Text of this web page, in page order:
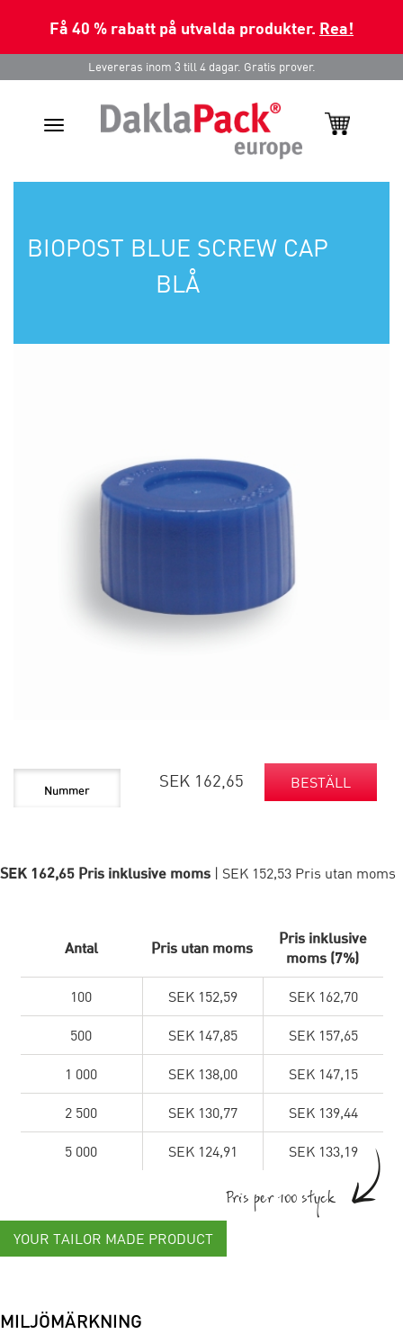
Få 40 % rabatt på utvalda produkter. Rea!
Levereras inom 3 till 4 dagar. Gratis prover.
Toggle
BIOPOST BLUE SCREW CAP
BLÅ
SEK 162,65 BESTÄLL
SEK 162,65 Pris inklusive moms | SEK 152,53 Pris utan moms
Antal Pris utan moms
Pris inklusive
moms (7%)
100 SEK 152,59 SEK 162,70
500 SEK 147,85 SEK 157,65
1 000 SEK 138,00 SEK 147,15
2 500 SEK 130,77 SEK 139,44
5 000 SEK 124,91 SEK 133,19
Pris per 100 styck
YOUR TAILOR MADE PRODUCT
MILJÖMÄRKNING